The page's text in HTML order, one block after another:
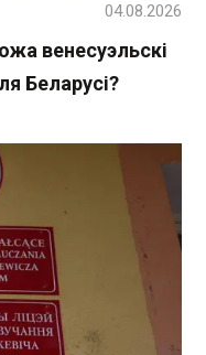
венесуэльскі
Беларусі?
04.08.2026